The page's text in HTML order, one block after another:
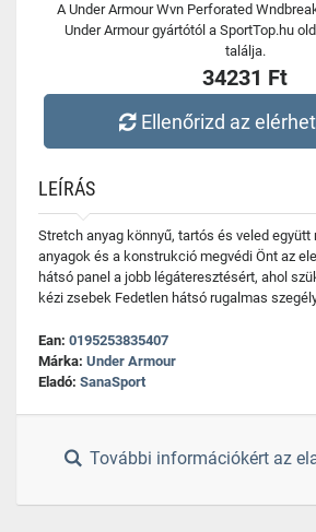
A Under Armour Wvn Perforated
Under Armour gyártótól a SportTop.hu
találja.
34231 Ft
Ellenőrizd az
LEÍRÁS
Stretch anyag könnyű, tartós és veled együtt
anyagok és a konstrukció megvédi Önt az
hátsó panel a jobb légáteresztésért, ahol
kézi zsebek Fedetlen hátsó rugalmas
Ean: 0195253835407
Márka: Under Armour
Eladó: SanaSport
További információkért az